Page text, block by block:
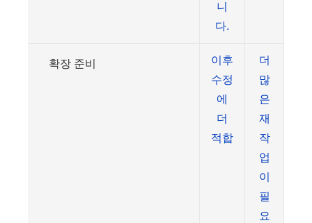
니
다.
확장 준비
이후
수정
에
더
적합
더
많
은
재
작
업
이
필
요